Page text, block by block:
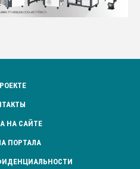
НА САЙТЕ
ПОРТАЛА